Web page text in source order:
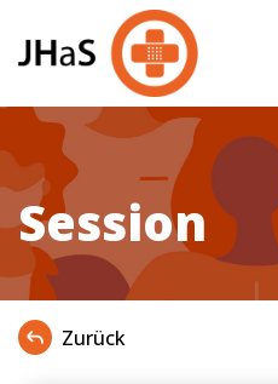
Session
Zurück